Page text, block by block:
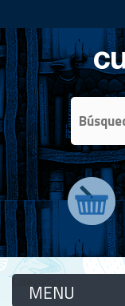
Categorías